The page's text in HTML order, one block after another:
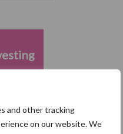
and other tracking
on our website. We